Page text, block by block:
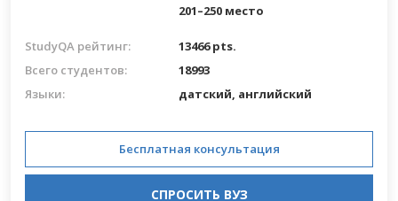
201–250 место
StudyQA рейтинг:
13466 pts.
Всего студентов:
18993
Языки:
датский, английский
Бесплатная консультация
СПРОСИТЬ ВУЗ